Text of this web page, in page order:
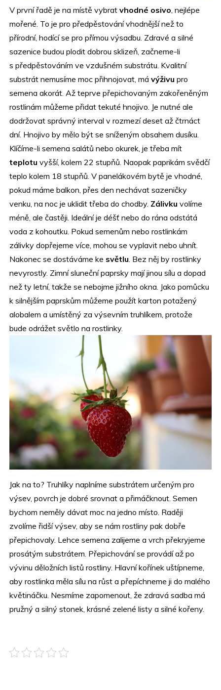
V první řadě je na místě vybratvhodné osivo , nejlépe
mořené. To je pro předpěstování vhodnější než to
přírodní, hodící se pro přímou výsadbu. Zdravé a silné
sazenice budou plodit dobrou sklizeň, začneme-li
s předpěstováním ve vzdušném substrátu. Kvalitní
substrát nemusíme moc přihnojovat, mávýživu pro
semena akorát. Až teprve přepichovaným zakořeněným
rostlinám můžeme přidat tekuté hnojivo. Je nutné ale
dodržovat správný interval v rozmezí deset až čtrnáct
dní. Hnojivo by mělo být se sníženým obsahem dusíku.
Klíčíme-li semena salátů nebo okurek, je třeba mít
teplotu vyšší, kolem 22 stupňů. Naopak paprikám svědčí
teplo kolem 18 stupňů. V panelákovém bytě je vhodné,
pokud máme balkon, přes den nechávat sazeničky
venku, na noc je uklidit třeba do chodby. Zálivku volíme
méně, ale častěji. Ideální je déšť nebo do rána odstátá
voda z kohoutku. Pokud semenům nebo rostlinkám
zálivky dopřejeme více, mohou se vyplavit nebo uhnít.
Nakonec se dostáváme ke světlu . Bez něj by rostlinky
nevyrostly. Zimní sluneční paprsky mají jinou sílu a dopad
než ty letní, takže se nebojme jižního okna. Jako pomůcku
k silnějším paprskům můžeme použít karton potažený
alobalem a umístěný za výsevním truhlíkem, protože
bude odrážet světlo na rostlinky.
Jak na to? Truhlíky naplníme substrátem určeným pro
výsev, povrch je dobré srovnat a přimáčknout. Semen
bychom neměly dávat moc na jedno místo. Raději
zvolíme řidší výsev, aby se nám rostliny pak dobře
přepichovaly. Lehce semena zalijeme a vrch překryjeme
prosátým substrátem. Přepichování se provádí až po
vývinu děložních listů rostliny. Hlavní kořínek uštípneme,
aby rostlinka měla sílu na růst a přepíchneme ji do malého
květináčku. Nesmíme zapomenout, že zdravá sadba má
pružný a silný stonek, krásné zelené listy a silné kořeny.